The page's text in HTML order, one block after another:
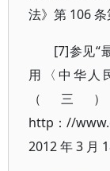
法》第 106 条
[7]参见“
用〈中华人
（三
http：//
2012 年 3 月